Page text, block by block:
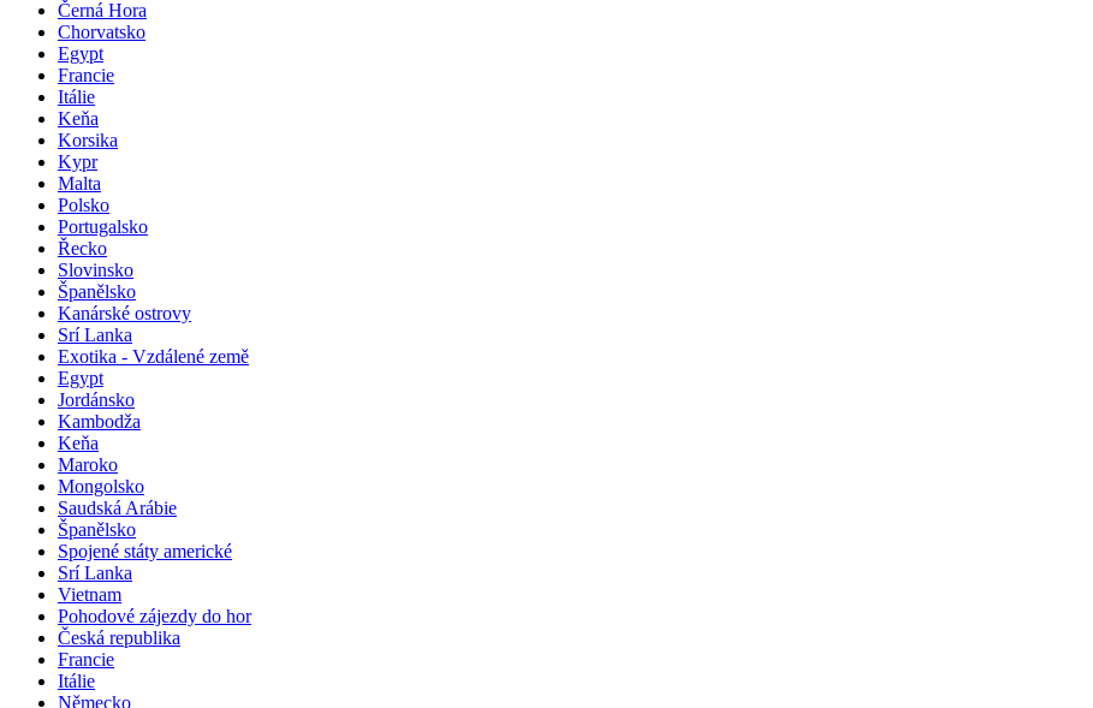
Černá Hora
Chorvatsko
Egypt
Francie
Itálie
Keňa
Korsika
Kypr
Malta
Polsko
Portugalsko
Řecko
Slovinsko
Španělsko
Kanárské ostrovy
Srí Lanka
Exotika - Vzdálené země
Egypt
Jordánsko
Kambodža
Keňa
Maroko
Mongolsko
Saudská Arábie
Španělsko
Spojené státy americké
Srí Lanka
Vietnam
Pohodové zájezdy do hor
Česká republika
Francie
Itálie
Německo